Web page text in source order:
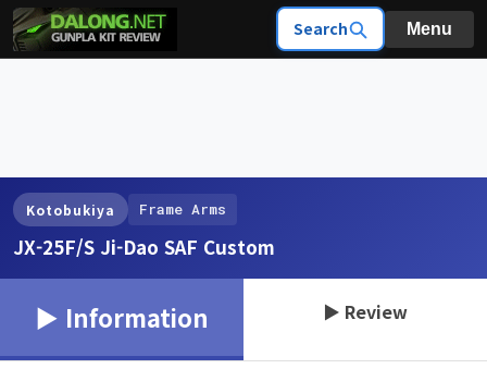
Search Menu
Kotobukiya Frame Arms
JX-25F/S Ji-Dao SAF Custom
▶ Information ▶ Review